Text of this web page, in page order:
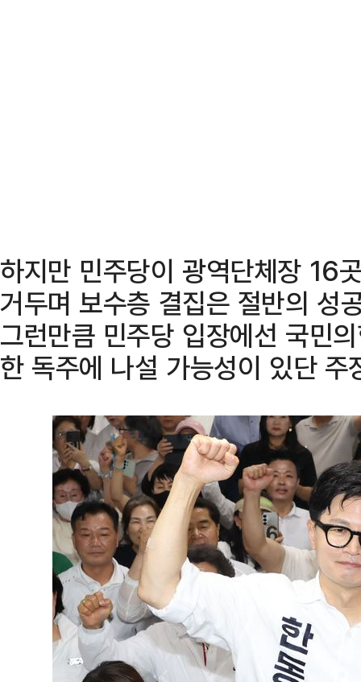
하지만 민주당이 광역단체장 16
거두며 보수층 결집은 절반의 성
그런만큼 민주당 입장에선 국민
한 독주에 나설 가능성이 있단